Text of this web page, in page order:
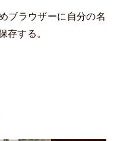
ブラウザーに自分の名
存する。